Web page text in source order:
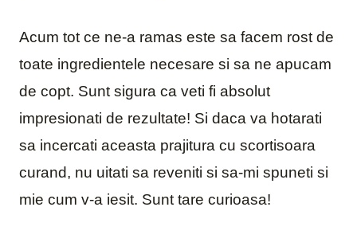
Acum tot ce ne-a ramas este sa facem rost de
toate ingredientele necesare si sa ne apucam
de copt. Sunt sigura ca veti fi absolut
impresionati de rezultate! Si daca va hotarati
sa incercati aceasta prajitura cu scortisoara
curand, nu uitati sa reveniti si sa-mi spuneti si
mie cum v-a iesit. Sunt tare curioasa!